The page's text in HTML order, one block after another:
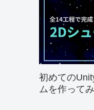
初めての
ムを作って